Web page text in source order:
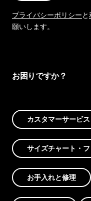
プライバシーポリシーと
願いします。
お困りですか？
カスタマーサービス
サイズチャート・
お手入れと修理